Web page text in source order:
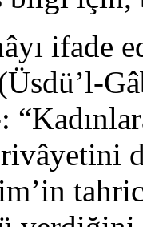
ifade